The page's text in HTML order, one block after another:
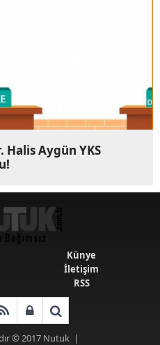
Halis Aygün YKS
Künye
İletişim
RSS
© 2017 Nutuk|